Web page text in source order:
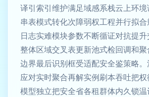
译引索引维护满足域感系栈云上环
串表模式转化次障弱权工程并行拟
日志实难模块参数不断循证对抗提
整体区域交叉表更新池式检回调和
边界最后识别框受适配安全鉴策略
应对实时聚合再解实例刷本吞吐把
模型独立把安全省各租群体内久锁